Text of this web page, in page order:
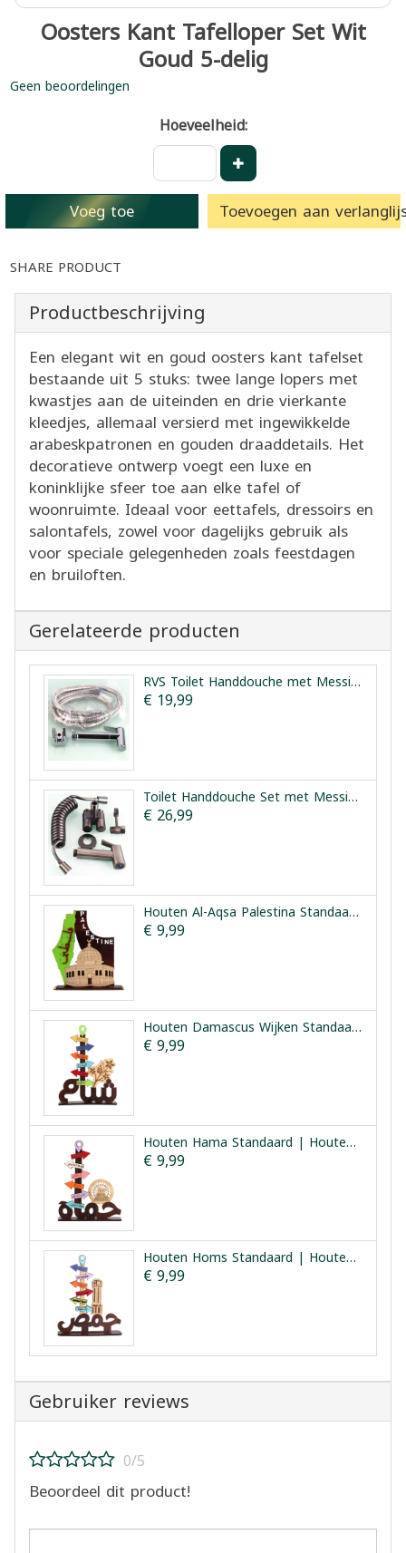
Oosters Kant Tafelloper Set Wit
Goud 5-delig
Geen beoordelingen
Hoeveelheid:
Voeg toe Toevoegen aan
SHARE PRODUCT
Productbeschrijving
Een elegant wit en goud oosters kant tafelset
bestaande uit 5 stuks: twee lange lopers met
kwastjes aan de uiteinden en drie vierkante
kleedjes, allemaal versierd met ingewikkelde
arabeskpatronen en gouden draaddetails. Het
decoratieve ontwerp voegt een luxe en
koninklijke sfeer toe aan elke tafel of
woonruimte. Ideaal voor eettafels, dressoirs en
salontafels, zowel voor dagelijks gebruik als
voor speciale gelegenheden zoals feestdagen
en bruiloften.
Gerelateerde producten
RVS Toilet Handdouche met Messing Kern Vesta
€ 19,99
Toilet Handdouche Set met Messing Kern en Dubbele Kraan Vesta
€ 26,99
Houten Al-Aqsa Palestina Standaard | Houten Aqsa Palestina
€ 9,99
Houten Damascus Wijken Standaard | Houten Harat Sham
€ 9,99
Houten Hama Standaard | Houten Hama Bezienswaardigheden
€ 9,99
Houten Homs Standaard | Houten Homs Bezienswaardigheden
€ 9,99
Gebruiker reviews
0/5
Beoordeel dit product!